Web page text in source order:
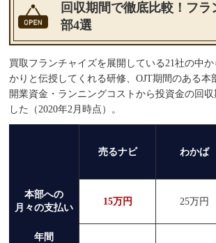
回収期間で徹底比較！フラ
部4選
買取フランチャイズを展開している21社の中
かりと伝授してくれる研修、OJT期間のある本
開業資金・ランニングコストから投資金の回
した（2020年2月時点）。
売るナビ わかば
本部への
月々の支払い
15万円 25万円
年間